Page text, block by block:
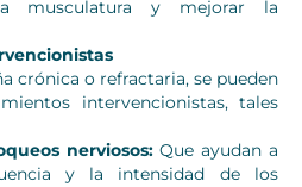
musculatura y mejorar la
crónica o refractaria, se pueden
intervencionistas, tales
nerviosos:Que ayudan a
y la intensidad de los